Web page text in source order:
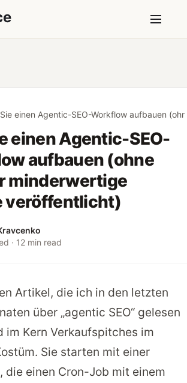
einen Agentic-SEO-Workflow aufbauen
einen Agentic-SEO-
aufbauen (ohne
minderwertige
veröffentlicht)
· 12 min read
Artikel, die ich in den letzten
über „agentic SEO“ gelesen
im Kern Verkaufspitches im
Sie starten mit einer
die einen Cron-Job mit einem